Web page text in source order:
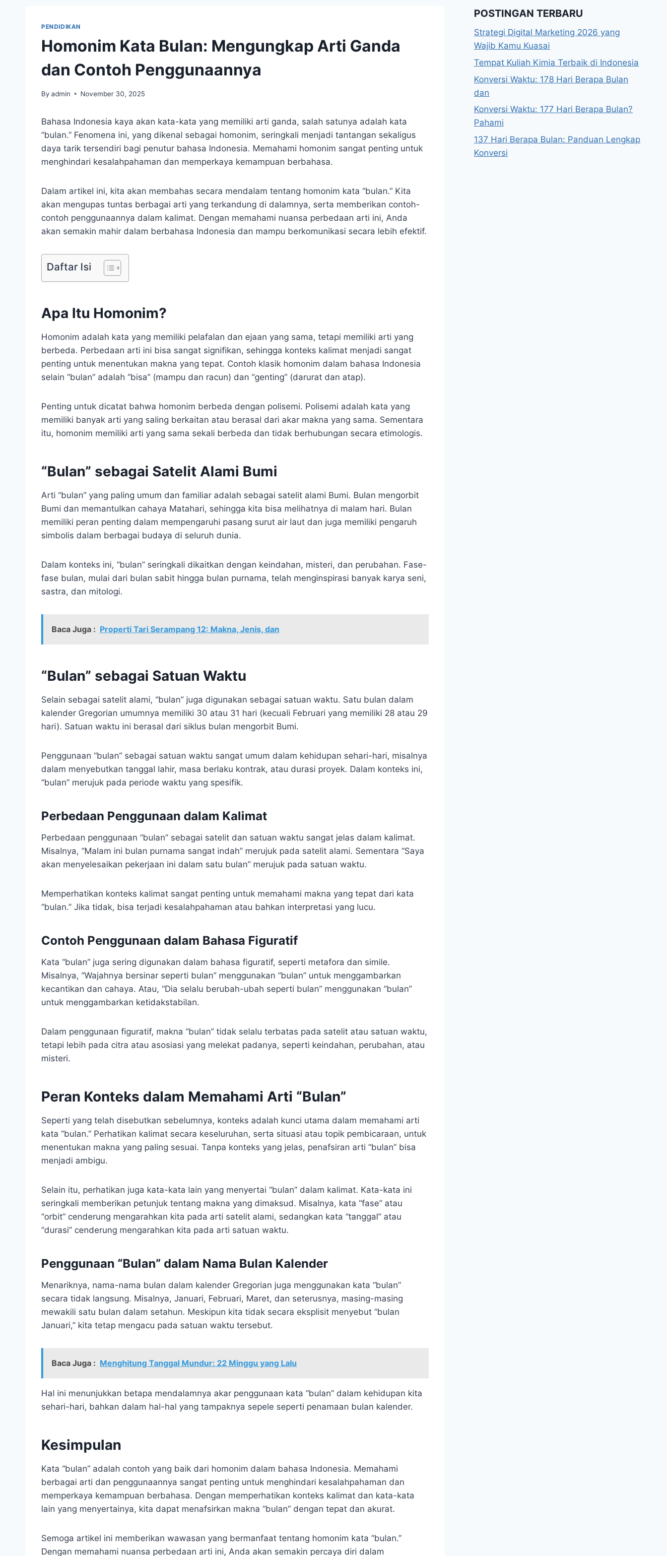
PENDIDIKAN
Homonim Kata Bulan: Mengungkap Arti Ganda
dan Contoh Penggunaannya
By admin November 30, 2025
Bahasa Indonesia kaya akan kata-kata yang memiliki arti ganda, salah satunya adalah kata
“bulan.” Fenomena ini, yang dikenal sebagai homonim, seringkali menjadi tantangan sekaligus
daya tarik tersendiri bagi penutur bahasa Indonesia. Memahami homonim sangat penting untuk
menghindari kesalahpahaman dan memperkaya kemampuan berbahasa.
Dalam artikel ini, kita akan membahas secara mendalam tentang homonim kata “bulan.” Kita
akan mengupas tuntas berbagai arti yang terkandung di dalamnya, serta memberikan contoh-
contoh penggunaannya dalam kalimat. Dengan memahami nuansa perbedaan arti ini, Anda
akan semakin mahir dalam berbahasa Indonesia dan mampu berkomunikasi secara lebih efektif.
Daftar Isi
Apa Itu Homonim?
Homonim adalah kata yang memiliki pelafalan dan ejaan yang sama, tetapi memiliki arti yang
berbeda. Perbedaan arti ini bisa sangat signifikan, sehingga konteks kalimat menjadi sangat
penting untuk menentukan makna yang tepat. Contoh klasik homonim dalam bahasa Indonesia
selain “bulan” adalah “bisa” (mampu dan racun) dan “genting” (darurat dan atap).
Penting untuk dicatat bahwa homonim berbeda dengan polisemi. Polisemi adalah kata yang
memiliki banyak arti yang saling berkaitan atau berasal dari akar makna yang sama. Sementara
itu, homonim memiliki arti yang sama sekali berbeda dan tidak berhubungan secara etimologis.
“Bulan” sebagai Satelit Alami Bumi
Arti “bulan” yang paling umum dan familiar adalah sebagai satelit alami Bumi. Bulan mengorbit
Bumi dan memantulkan cahaya Matahari, sehingga kita bisa melihatnya di malam hari. Bulan
memiliki peran penting dalam mempengaruhi pasang surut air laut dan juga memiliki pengaruh
simbolis dalam berbagai budaya di seluruh dunia.
Dalam konteks ini, “bulan” seringkali dikaitkan dengan keindahan, misteri, dan perubahan. Fase-
fase bulan, mulai dari bulan sabit hingga bulan purnama, telah menginspirasi banyak karya seni,
sastra, dan mitologi.
Baca Juga : Properti Tari Serampang 12: Makna, Jenis, dan
“Bulan” sebagai Satuan Waktu
Selain sebagai satelit alami, “bulan” juga digunakan sebagai satuan waktu. Satu bulan dalam
kalender Gregorian umumnya memiliki 30 atau 31 hari (kecuali Februari yang memiliki 28 atau 29
hari). Satuan waktu ini berasal dari siklus bulan mengorbit Bumi.
Penggunaan “bulan” sebagai satuan waktu sangat umum dalam kehidupan sehari-hari, misalnya
dalam menyebutkan tanggal lahir, masa berlaku kontrak, atau durasi proyek. Dalam konteks ini,
“bulan” merujuk pada periode waktu yang spesifik.
Perbedaan Penggunaan dalam Kalimat
Perbedaan penggunaan “bulan” sebagai satelit dan satuan waktu sangat jelas dalam kalimat.
Misalnya, “Malam ini bulan purnama sangat indah” merujuk pada satelit alami. Sementara “Saya
akan menyelesaikan pekerjaan ini dalam satu bulan” merujuk pada satuan waktu.
Memperhatikan konteks kalimat sangat penting untuk memahami makna yang tepat dari kata
“bulan.” Jika tidak, bisa terjadi kesalahpahaman atau bahkan interpretasi yang lucu.
Contoh Penggunaan dalam Bahasa Figuratif
Kata “bulan” juga sering digunakan dalam bahasa figuratif, seperti metafora dan simile.
Misalnya, “Wajahnya bersinar seperti bulan” menggunakan “bulan” untuk menggambarkan
kecantikan dan cahaya. Atau, “Dia selalu berubah-ubah seperti bulan” menggunakan “bulan”
untuk menggambarkan ketidakstabilan.
Dalam penggunaan figuratif, makna “bulan” tidak selalu terbatas pada satelit atau satuan waktu,
tetapi lebih pada citra atau asosiasi yang melekat padanya, seperti keindahan, perubahan, atau
misteri.
Peran Konteks dalam Memahami Arti “Bulan”
Seperti yang telah disebutkan sebelumnya, konteks adalah kunci utama dalam memahami arti
kata “bulan.” Perhatikan kalimat secara keseluruhan, serta situasi atau topik pembicaraan, untuk
menentukan makna yang paling sesuai. Tanpa konteks yang jelas, penafsiran arti “bulan” bisa
menjadi ambigu.
Selain itu, perhatikan juga kata-kata lain yang menyertai “bulan” dalam kalimat. Kata-kata ini
seringkali memberikan petunjuk tentang makna yang dimaksud. Misalnya, kata “fase” atau
“orbit” cenderung mengarahkan kita pada arti satelit alami, sedangkan kata “tanggal” atau
“durasi” cenderung mengarahkan kita pada arti satuan waktu.
Penggunaan “Bulan” dalam Nama Bulan Kalender
Menariknya, nama-nama bulan dalam kalender Gregorian juga menggunakan kata “bulan”
secara tidak langsung. Misalnya, Januari, Februari, Maret, dan seterusnya, masing-masing
mewakili satu bulan dalam setahun. Meskipun kita tidak secara eksplisit menyebut “bulan
Januari,” kita tetap mengacu pada satuan waktu tersebut.
Baca Juga : Menghitung Tanggal Mundur: 22 Minggu yang Lalu
Hal ini menunjukkan betapa mendalamnya akar penggunaan kata “bulan” dalam kehidupan kita
sehari-hari, bahkan dalam hal-hal yang tampaknya sepele seperti penamaan bulan kalender.
Kesimpulan
Kata “bulan” adalah contoh yang baik dari homonim dalam bahasa Indonesia. Memahami
berbagai arti dan penggunaannya sangat penting untuk menghindari kesalahpahaman dan
memperkaya kemampuan berbahasa. Dengan memperhatikan konteks kalimat dan kata-kata
lain yang menyertainya, kita dapat menafsirkan makna “bulan” dengan tepat dan akurat.
Semoga artikel ini memberikan wawasan yang bermanfaat tentang homonim kata “bulan.”
Dengan memahami nuansa perbedaan arti ini, Anda akan semakin percaya diri dalam
POSTINGAN TERBARU
Strategi Digital Marketing 2026 yang
Wajib Kamu Kuasai
Tempat Kuliah Kimia Terbaik di Indonesia
Konversi Waktu: 178 Hari Berapa Bulan
dan
Konversi Waktu: 177 Hari Berapa Bulan?
Pahami
137 Hari Berapa Bulan: Panduan Lengkap
Konversi